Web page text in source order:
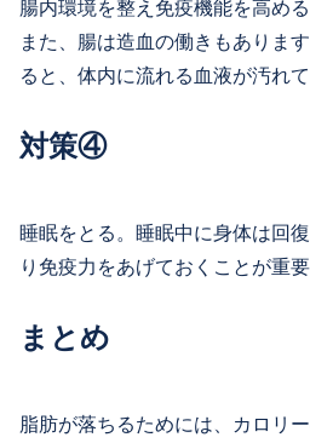
腸内環境を整え免疫機能を高める
また、腸は造血の働きもありま
ると、体内に流れる血液が汚れ
対策④
睡眠をとる。睡眠中に身体は回
り免疫力をあげておくことが重要
まとめ
脂肪が落ちるためには、カロリ